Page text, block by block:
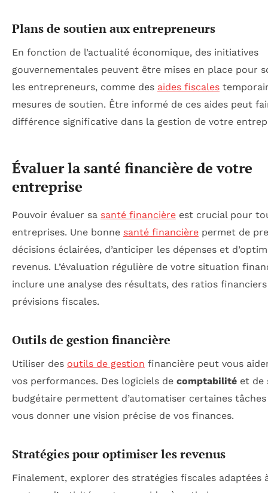
Plans de soutien aux entrepreneurs
En fonction de l’actualité économique, des initiatives
gouvernementales peuvent être mises en place pour
les entrepreneurs, comme des aides fiscales
mesures de soutien. Être informé de ces aides peut
différence significative dans la gestion de votre
Évaluer la santé financière de votre
entreprise
Pouvoir évaluer sa santé financière est crucial pour
entreprises. Une bonne santé financière permet de
décisions éclairées, d’anticiper les dépenses et
revenus. L’évaluation régulière de votre situation
inclure une analyse des résultats, des ratios
prévisions fiscales.
Outils de gestion financière
Utiliser des outils de gestion financière peut vous
vos performances. Des logiciels de comptabilité et de
budgétaire permettent d’automatiser certaines
vous donner une vision précise de vos finances.
Stratégies pour optimiser les revenus
Finalement, explorer des stratégies fiscales adaptées